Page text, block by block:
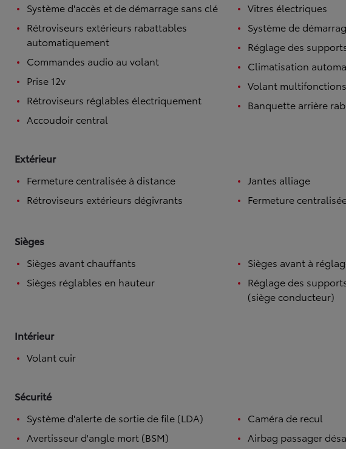
Système d'accès et de démarrage sans clé
Rétroviseurs extérieurs rabattables
automatiquement
Commandes audio au volant
Prise 12v
Rétroviseurs réglables électriquement
Accoudoir central
Vitres électriques
Système de
Réglage des
Climatisation
Volant multifonctions
Banquette arrière
Extérieur
Fermeture centralisée à distance
Rétroviseurs extérieurs dégivrants
Jantes alliage
Fermeture
Sièges
Sièges avant chauffants
Sièges réglables en hauteur
Sièges avant à
Réglage des
(siège conducteur)
Intérieur
Volant cuir
Sécurité
Système d'alerte de sortie de file (LDA)
Avertisseur d'angle mort (BSM)
Caméra de recul
Airbag passager